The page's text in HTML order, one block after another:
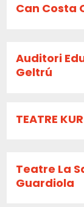
Can Costa
Auditori
Geltrú
TEATRE
Teatre La
Guardiola